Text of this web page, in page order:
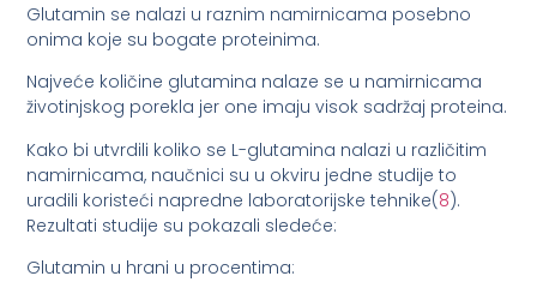
Glutamin se nalazi u raznim namirnicama posebno
onima koje su bogate proteinima.
Najveće količine glutamina nalaze se u namirnicama
životinjskog porekla jer one imaju visok sadržaj proteina.
Kako bi utvrdili koliko se L-glutamina nalazi u različitim
namirnicama, naučnici su u okviru jedne studije to
uradili koristeći napredne laboratorijske tehnike(8).
Rezultati studije su pokazali sledeće:
Glutamin u hrani u procentima: